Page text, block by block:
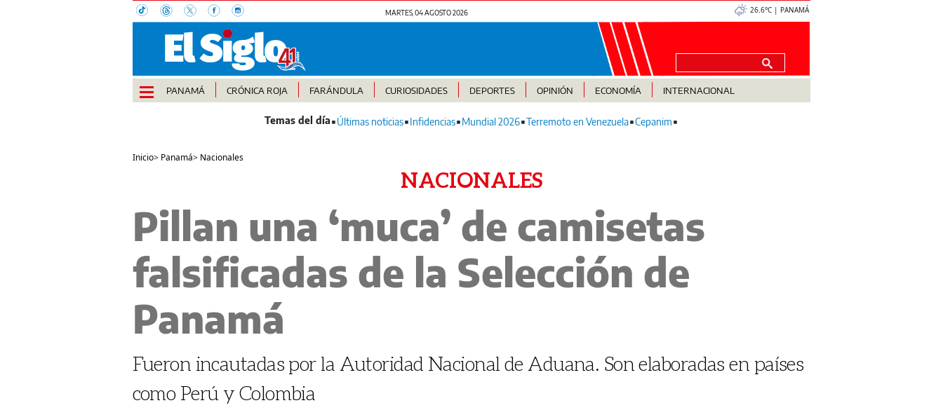
MARTES, 04 AGOSTO 2026 26.6°C | PANAMÁ
PANAMÁ CRÓNICA ROJA FARÁNDULA CURIOSIDADES DEPORTES OPINIÓN ECONOMÍA INTERNACIONAL
Últimas noticias Infidencias Mundial 2026 Terremoto en Venezuela Cepanim
Inicio> Panamá> Nacionales
NACIONALES
Pillan una ‘muca’ de camisetas
falsificadas de la Selección de
Panamá
Fueron incautadas por la Autoridad Nacional de Aduana. Son elaboradas en países
como Perú y Colombia